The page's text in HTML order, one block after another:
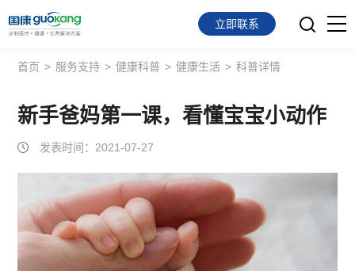
首页
面向会员
面向企业
关于我们
立即联系
首页 > 服务支持 > 健康科普 > 健康生活 > 科普详情
新手爸妈第一课，看懂宝宝小动作
发表时间：2021-07-27